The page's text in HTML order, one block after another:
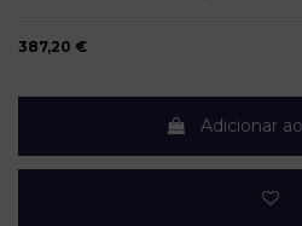
387,20 €
Adicionar